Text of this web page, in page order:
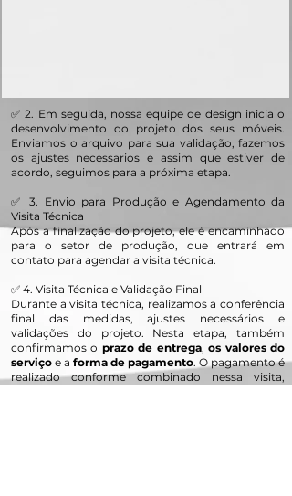
✅ 2. Em seguida, nossa equipe de design inicia o
desenvolvimento do projeto dos seus móveis.
Enviamos o arquivo para sua validação, fazemos
os ajustes necessarios e assim que estiver de
acordo, seguimos para a próxima etapa.
✅ 3. Envio para Produção e Agendamento da
Visita Técnica
Após a finalização do projeto, ele é encaminhado
para o setor de produção, que entrará em
contato para agendar a visita técnica.
✅ 4. Visita Técnica e Validação Final
Durante a visita técnica, realizamos a conferência
final das medidas, ajustes necessários e
validações do projeto. Nesta etapa, também
confirmamos o prazo de entrega,os valores do
serviço e a forma de pagamento. O pagamento é
realizado conforme combinado nessa visita,